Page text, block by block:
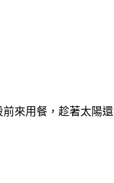
來用餐，趁著太陽